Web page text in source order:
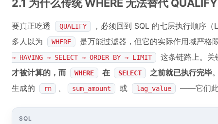
2.1 为什么传统 WHERE 无法替代
要真正吃透 QUALIFY
，必须回到 SQL 的七层执行顺序
多人以为
WHERE 是万能过滤器，但它的实际作用域严格
→ HAVING → SELECT → ORDER BY → LIMIT
这条链路上。关
才被计算的，而
WHERE 在 SELECT 之前就已执行完毕
生成的
rn 、 sum_amount 或 lag_value ——它们此
SQL